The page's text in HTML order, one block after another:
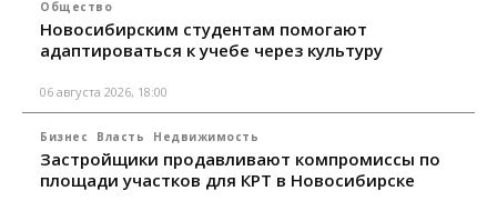
Общество
Новосибирским студентам помогают
адаптироваться к учебе через культуру
06 августа 2026, 18:00
Бизнес Власть Недвижимость
Застройщики продавливают компромиссы по
площади участков для КРТ в Новосибирске